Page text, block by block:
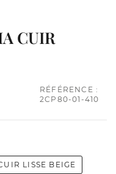
CUIR
RÉFÉRENCE :
2CP80-01-410
LISSE BEIGE